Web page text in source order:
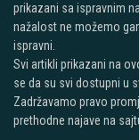
prikazani sa ispravnim
nažalost ne možemo
ispravni.
Svi artikli prikazani na
se da su svi dostupni u
Zadržavamo pravo
prethodne najave na